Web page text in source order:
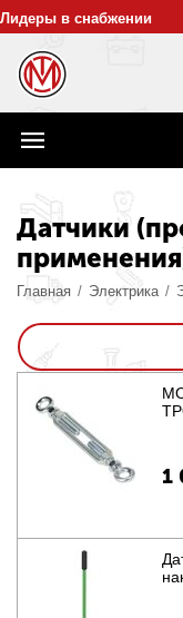
Лидеры в снабжении
Датчики
Главная / Электрика /
1